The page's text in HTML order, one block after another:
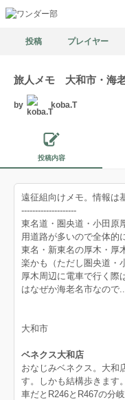
投稿 プレイヤー
旅人メモ 大和市・海
by koba.T
投稿内容
遠征組向けメモ。情報は
--------------------
東名道・圏央道・小田原
用道路が多いので全体的
東名・新東名の厚木・厚
楽かも（ただし圏央道・
厚木周辺に電車で行く際
はなぜか海老名市なので
大和市
ベネクス大和店
おなじみベネクス。大和
す。しかも結構歩きます。
車だとR246とR467の分